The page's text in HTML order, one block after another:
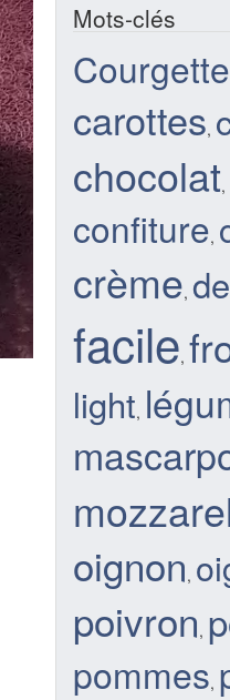
Mots-clés
carottes,
chocolat,
confiture,
crème,
facile,
light,
oignon,
poivron,
pommes,